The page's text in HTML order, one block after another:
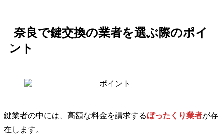
奈良で鍵交換の業者を選ぶ際のポイ
ント
鍵業者の中には、高額な料金を請求するぼったくり業者が存
在します。